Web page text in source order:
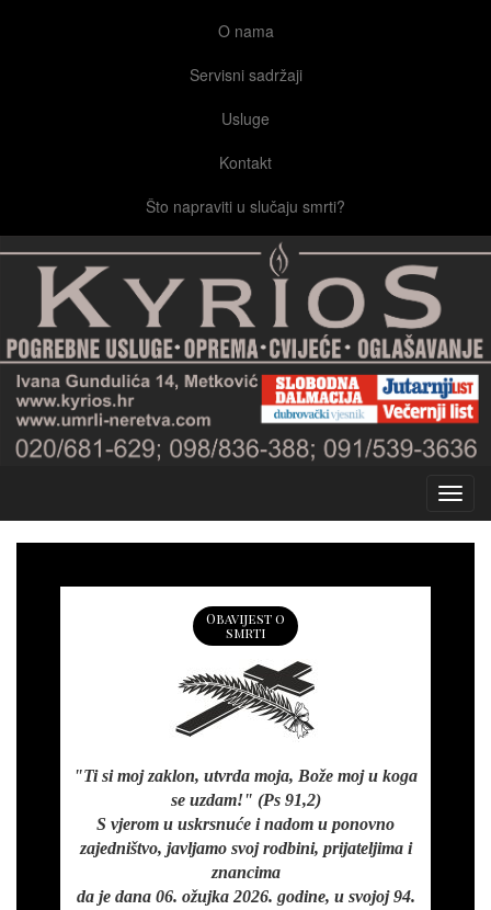
O nama
Servisni sadržaji
Usluge
Kontakt
Što napraviti u slučaju smrti?
Obavijest o
smrti
"Ti si moj zaklon, utvrda moja, Bože moj u koga
se uzdam!" (Ps 91,2)
S vjerom u uskrsnuće i nadom u ponovno
zajedništvo, javljamo svoj rodbini, prijateljima i
znancima
da je dana 06. ožujka 2026. godine, u svojoj 94.